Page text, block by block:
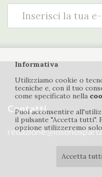
Contatti
Informativa
Utilizziamo cookie o
tecniche e, con il tuo
come specificato nella
Puoi acconsentire
il pulsante "Accetta tutti".
opzione utilizzeremo
Accetta